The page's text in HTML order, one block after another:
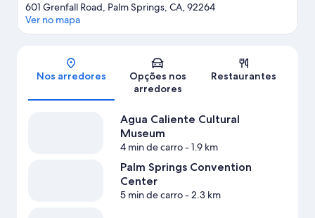
Mapa
601 Grenfall Road, Palm Springs, CA, 92264
Ver no mapa
Nos arredores
Opções nos
arredores
Restaurantes
Agua Caliente Cultural
Museum
4 min de carro- 1.9 km
Palm Springs Convention
Center
5 min de carro- 2.3 km